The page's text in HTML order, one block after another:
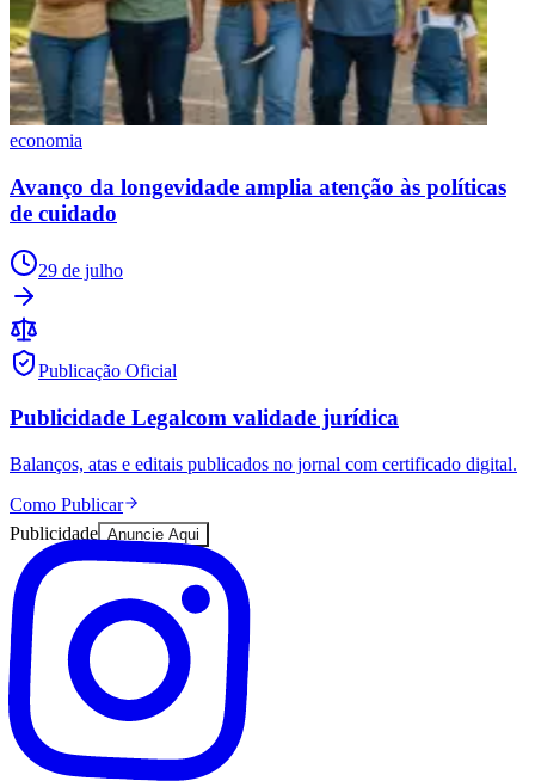
economia
Avanço da longevidade amplia atenção às políticas
de cuidado
29 de julho
Publicação Oficial
Publicidade Legalcom validade jurídica
Balanços, atas e editais publicados no jornal com certificado digital.
Como Publicar
Publicidade Anuncie Aqui